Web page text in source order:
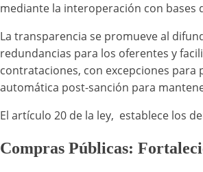
mediante la interoperación con bases
La transparencia se promueve al
redundancias para los oferentes y
contrataciones, con excepciones para
automática post-sanción para
El artículo 20 de la ley, establece los
Compras Públicas: